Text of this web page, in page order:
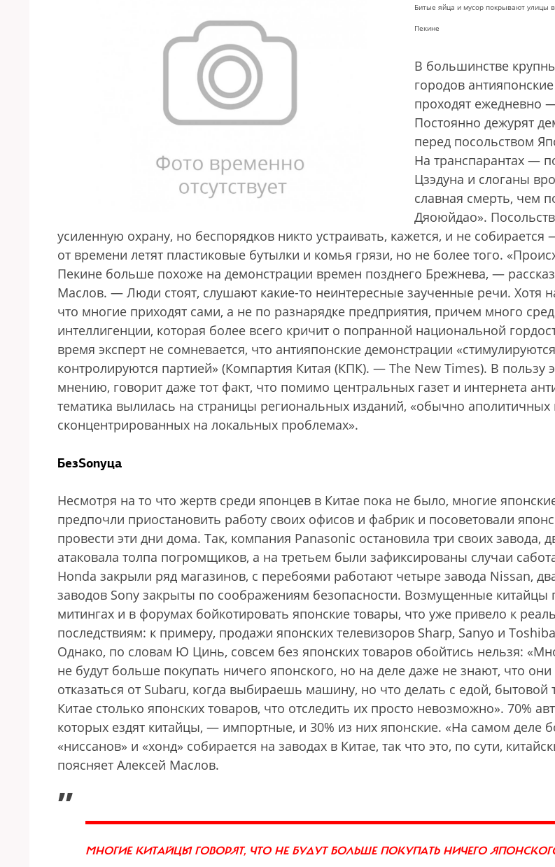
Битые яйца и мусор покрывают улицы
Пекине
В большинстве
городов
проходят ежедневно
Постоянно дежурят
перед посольством
На транспарантах —
Цзэдуна и слоганы
славная смерть, чем
Дяоюйдао».
усиленную охрану, но беспорядков никто устраивать, кажется, и не
от времени летят пластиковые бутылки и комья грязи, но не более того.
Пекине больше похоже на демонстрации времен позднего Брежнева, —
Маслов. — Люди стоят, слушают какие-то неинтересные заученные речи. Хотя
что многие приходят сами, а не по разнарядке предприятия, причем много
интеллигенции, которая более всего кричит о попранной национальной
время эксперт не сомневается, что антияпонские демонстрации
контролируются партией» (Компартия Китая (КПК). — The New Times). В пользу
мнению, говорит даже тот факт, что помимо центральных газет и интернета
тематика вылилась на страницы региональных изданий, «обычно аполитичных
сконцентрированных на локальных проблемах».
БезSonyца
Несмотря на то что жертв среди японцев в Китае пока не было, многие
предпочли приостановить работу своих офисов и фабрик и посоветовали
провести эти дни дома. Так, компания Panasonic остановила три своих завода,
атаковала толпа погромщиков, а на третьем были зафиксированы случаи
Honda закрыли ряд магазинов, с перебоями работают четыре завода Nissan,
заводов Sony закрыты по соображениям безопасности. Возмущенные китайцы
митингах и в форумах бойкотировать японские товары, что уже привело к
последствиям: к примеру, продажи японских телевизоров Sharp, Sanyo и
Однако, по словам Ю Цинь, совсем без японских товаров обойтись нельзя:
не будут больше покупать ничего японского, но на деле даже не знают, что
отказаться от Subaru, когда выбираешь машину, но что делать с едой, бытовой
Китае столько японских товаров, что отследить их просто невозможно». 70%
которых ездят китайцы, — импортные, и 30% из них японские. «На самом деле
«ниссанов» и «хонд» собирается на заводах в Китае, так что это, по сути,
поясняет Алексей Маслов.
„
МНОГИЕ КИТАЙЦЫ ГОВОРЯТ, ЧТО НЕ БУДУТ БОЛЬШЕ ПОКУПАТЬ НИЧЕГО